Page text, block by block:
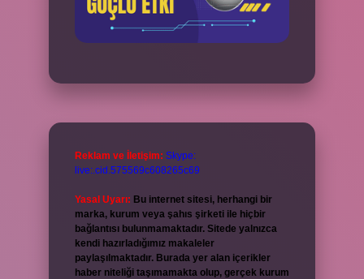
Reklam ve İletişim: Skype:
live:.cid.575569c608265c69
Yasal Uyarı: Bu internet sitesi, herhangi bir
marka, kurum veya şahıs şirketi ile hiçbir
bağlantısı bulunmamaktadır. Sitede yalnızca
kendi hazırladığımız makaleler
paylaşılmaktadır. Burada yer alan içerikler
haber niteliği taşımamakta olup, gerçek kurum